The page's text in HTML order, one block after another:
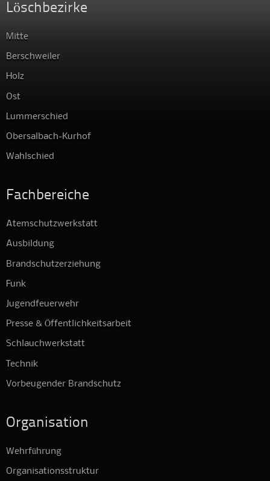
Löschbezirke
Mitte
Berschweiler
Holz
Ost
Lummerschied
Obersalbach-Kurhof
Wahlschied
Fachbereiche
Atemschutzwerkstatt
Ausbildung
Brandschutzerziehung
Funk
Jugendfeuerwehr
Presse & Öffentlichkeitsarbeit
Schlauchwerkstatt
Technik
Vorbeugender Brandschutz
Organisation
Wehrführung
Organisationsstruktur